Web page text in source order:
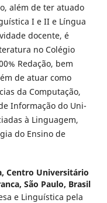
além de ter atuado
I e II e Língua
docente, é
no Colégio
Redação, bem
de atuar como
da Computação,
Informação do Uni-
à Linguagem,
do Ensino de
Centro Universitário
São Paulo, Brasil
e Linguística pela